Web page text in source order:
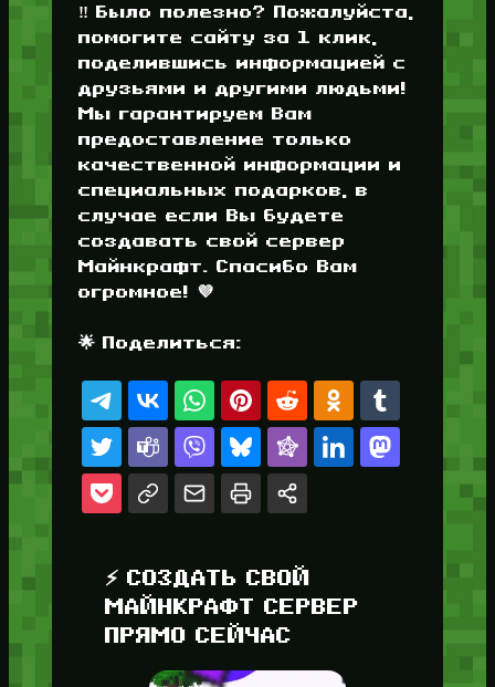
‼️ Было полезно? Пожалуйста,
помогите сайту за 1 клик,
поделившись информацией с
друзьями и другими людьми!
Мы гарантируем Вам
предоставление только
качественной информации и
специальных подарков, в
случае если Вы будете
создавать свой сервер
Майнкрафт. Спасибо Вам
огромное! 💜
🌟 Поделиться:
⚡ СОЗДАТЬ СВОЙ
МАЙНКРАФТ СЕРВЕР
ПРЯМО СЕЙЧАС